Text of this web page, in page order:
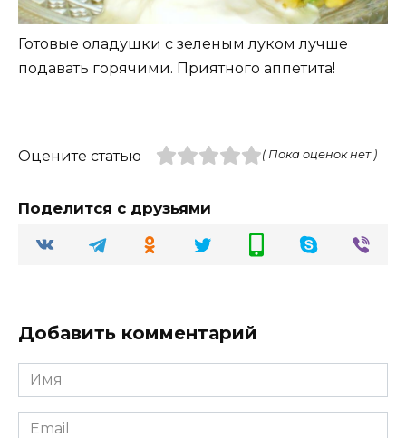
Готовые оладушки с зеленым луком лучше
подавать горячими. Приятного аппетита!
Оцените статью ( Пока оценок нет )
Поделится с друзьями
Добавить комментарий
Имя
Email